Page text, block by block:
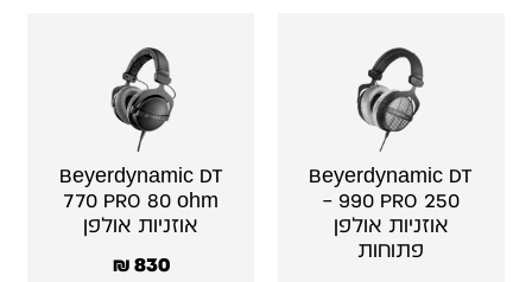
Beyerdynamic DT
990 PRO 250 –
אוזניות אולפן
פתוחות
Beyerdynamic DT
770 PRO 80 ohm
אוזניות אולפן
₪830